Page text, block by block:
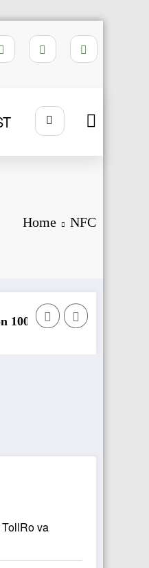
Home NFC
în transport
Proiectul Revoy
va